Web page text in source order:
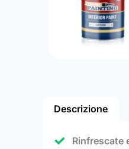
Descrizione
Rinfrescate